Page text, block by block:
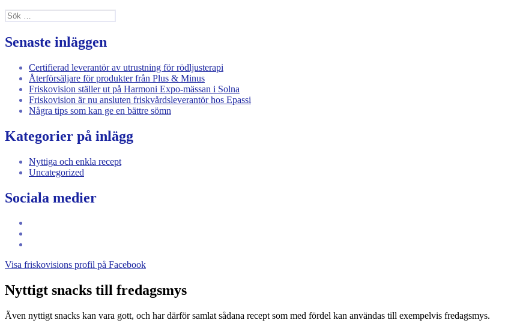
Sök
efter:
Senaste inläggen
Certifierad leverantör av utrustning för rödljusterapi
Återförsäljare för produkter från Plus & Minus
Friskovision ställer ut på Harmoni Expo-mässan i Solna
Friskovision är nu ansluten friskvårdsleverantör hos Epassi
Några tips som kan ge en bättre sömn
Kategorier på inlägg
Nyttiga och enkla recept
Uncategorized
Sociala medier
Facebook
på
profil
Google+
Visa friskovisions profil på Facebook
Nyttigt snacks till fredagsmys
Även nyttigt snacks kan vara gott, och har därför samlat sådana recept som med fördel kan användas till exempelvis fredagsmys.